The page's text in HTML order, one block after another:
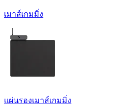
เมาส์เกมมิ่ง
แผ่นรองเมาส์เกมมิ่ง